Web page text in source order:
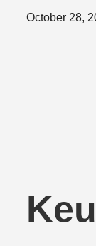
Posted
October 28,